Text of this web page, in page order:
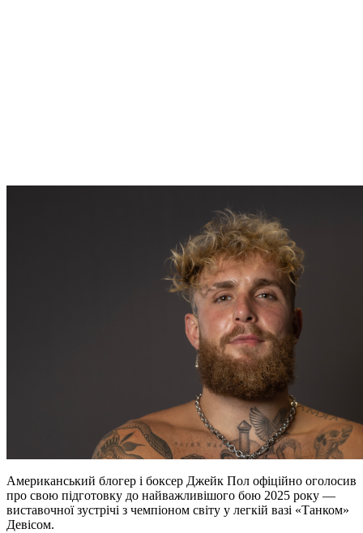
Американський блогер і боксер Джейк Пол офіційно оголосив
про свою підготовку до найважливішого бою 2025 року —
виставочної зустрічі з чемпіоном світу у легкій вазі «Танком»
Девісом.